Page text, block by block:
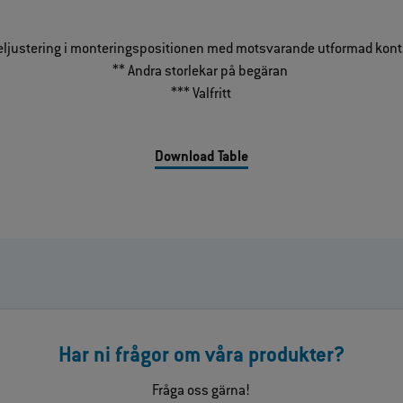
i monteringspositionen med motsvarande utformad
** Andra storlekar på begäran
*** Valfritt
Download Table
Har ni frågor om våra produkter?
Fråga oss gärna!